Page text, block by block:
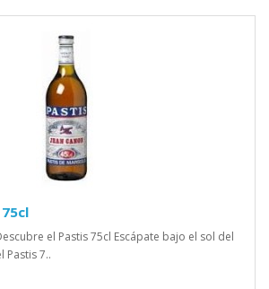
el Pastis 75cl Escápate bajo el sol del
Pastis 7..